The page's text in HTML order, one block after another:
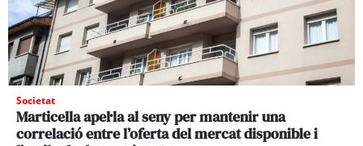
Societat
Marticella apel·la al seny per mantenir una
correlació entre l’oferta del mercat disponible i